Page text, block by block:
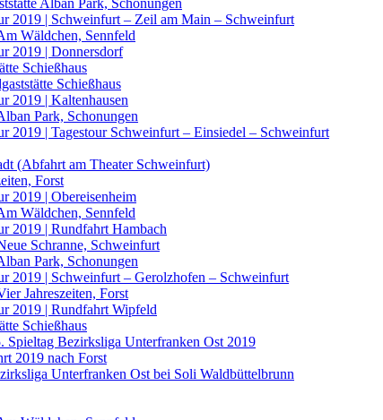
2019 | Schweinfurt – Zeil am Main – Schweinfurt
Wäldchen, Sennfeld
2019 | Donnersdorf
Schießhaus
Schießhaus
2019 | Kaltenhausen
Park, Schonungen
2019 | Tagestour Schweinfurt – Einsiedel – Schweinfurt
(Abfahrt am Theater Schweinfurt)
Forst
2019 | Obereisenheim
Wäldchen, Sennfeld
2019 | Rundfahrt Hambach
Schranne, Schweinfurt
Park, Schonungen
2019 | Schweinfurt – Gerolzhofen – Schweinfurt
Jahreszeiten, Forst
2019 | Rundfahrt Wipfeld
Schießhaus
Spieltag Bezirksliga Unterfranken Ost 2019
2019 nach Forst
Unterfranken Ost bei Soli Waldbüttelbrunn